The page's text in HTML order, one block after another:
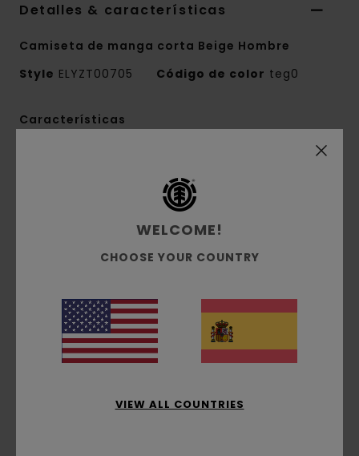
Detalles & características
Camiseta de manga corta Beige Hombre
Style ELYZT00705 Código de color teg0
Características
Confección del tejido:punto jersey [220
corte relajado
Técnica de estampado:estampado al agua
Posición del estampado:estampado frontal
y trasero
Etiqueta rectangular en el lateral
WELCOME!
CHOOSE YOUR COUNTRY
VIEW ALL COUNTRIES